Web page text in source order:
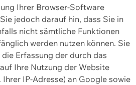
Ihrer Browser-Software
jedoch darauf hin, dass Sie in
nicht sämtliche Funktionen
werden nutzen können. Sie
Erfassung der durch das
Ihre Nutzung der Website
IP-Adresse) an Google sowie